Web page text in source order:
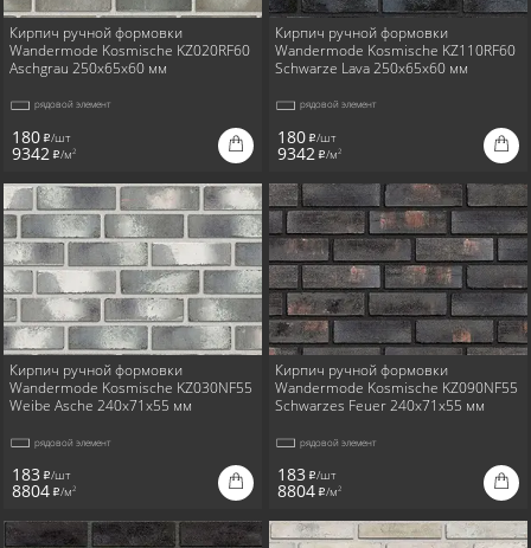
Кирпич ручной формовки
Wandermode Kosmische KZ020RF60
Aschgrau 250x65x60 мм
рядовой элемент
180 i/шт
9342 i/м2
Кирпич ручной формовки
Wandermode Kosmische KZ110RF60
Schwarze Lava 250x65x60 мм
рядовой элемент
180 i/шт
9342 i/м2
Кирпич ручной формовки
Wandermode Kosmische KZ030NF55
Weibe Asche 240x71x55 мм
рядовой элемент
183 i/шт
8804 i/м2
Кирпич ручной формовки
Wandermode Kosmische KZ090NF55
Schwarzes Feuer 240x71x55 мм
рядовой элемент
183 i/шт
8804 i/м2